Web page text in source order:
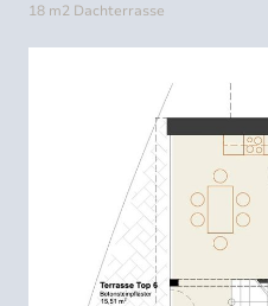
18 m2 Dachterrasse